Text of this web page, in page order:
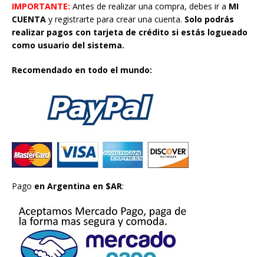
IMPORTANTE: Antes de realizar una compra, debes ir a MI
CUENTA y registrarte para crear una cuenta. Solo podrás
realizar pagos con tarjeta de crédito si estás logueado
como usuario del sistema.
Recomendado en todo el mundo:
Pago en Argentina en $AR: